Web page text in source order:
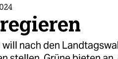
nach den